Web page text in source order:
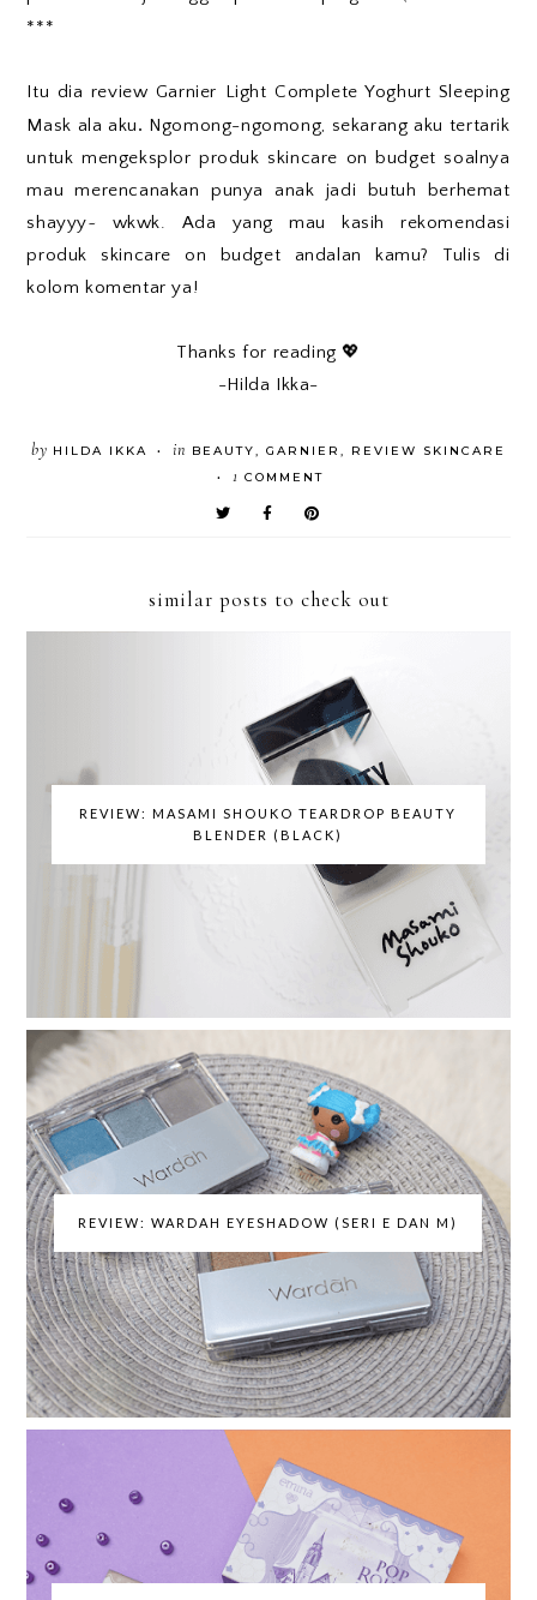
***
Itu dia review Garnier Light Complete Yoghurt Sleeping
Mask ala aku. Ngomong-ngomong, sekarang aku tertarik
untuk mengeksplor produk skincare on budget soalnya
mau merencanakan punya anak jadi butuh berhemat
shayyy~ wkwk. Ada yang mau kasih rekomendasi
produk skincare on budget andalan kamu? Tulis di
kolom komentar ya!
Thanks for reading 💖
-Hilda Ikka-
by HILDA IKKA • in BEAUTY GARNIER REVIEW SKINCARE
• 1 COMMENT
similar posts to check out
REVIEW: MASAMI SHOUKO TEARDROP BEAUTY
BLENDER (BLACK)
REVIEW: WARDAH EYESHADOW (SERI E DAN M)